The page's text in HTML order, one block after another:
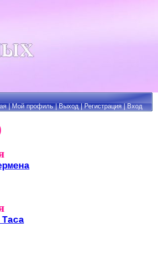
|Мой профиль|Выход|Регистрация|Вход